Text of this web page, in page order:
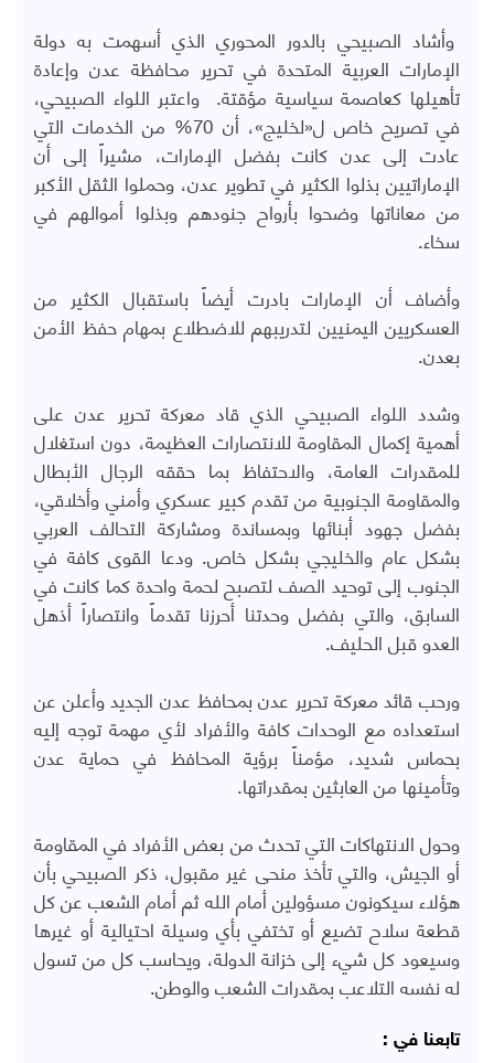
وأشاد الصبيحي بالدور المحوري الذي أسهمت به دولة
الإمارات العربية المتحدة في تحرير محافظة عدن وإعادة
تأهيلها كعاصمة سياسية مؤقتة. واعتبر اللواء الصبيحي،
في تصريح خاص ل«لخليج»، أن 70% من الخدمات التي
عادت إلى عدن كانت بفضل الإمارات، مشيراً إلى أن
الإماراتيين بذلوا الكثير في تطوير عدن، وحملوا الثقل الأكبر
من معاناتها وضحوا بأرواح جنودهم وبذلوا أموالهم في
سخاء.
وأضاف أن الإمارات بادرت أيضاً باستقبال الكثير من
العسكريين اليمنيين لتدريبهم للاضطلاع بمهام حفظ الأمن
بعدن.
وشدد اللواء الصبيحي الذي قاد معركة تحرير عدن على
أهمية إكمال المقاومة للانتصارات العظيمة، دون استغلال
للمقدرات العامة، والاحتفاظ بما حققه الرجال الأبطال
والمقاومة الجنوبية من تقدم كبير عسكري وأمني وأخلاقي،
بفضل جهود أبنائها وبمساندة ومشاركة التحالف العربي
بشكل عام والخليجي بشكل خاص. ودعا القوى كافة في
الجنوب إلى توحيد الصف لتصبح لحمة واحدة كما كانت في
السابق، والتي بفضل وحدتنا أحرزنا تقدماً وانتصاراً أذهل
العدو قبل الحليف.
ورحب قائد معركة تحرير عدن بمحافظ عدن الجديد وأعلن عن
استعداده مع الوحدات كافة والأفراد لأي مهمة توجه إليه
بحماس شديد، مؤمناً برؤية المحافظ في حماية عدن
وتأمينها من العابثين بمقدراتها.
وحول الانتهاكات التي تحدث من بعض الأفراد في المقاومة
أو الجيش، والتي تأخذ منحى غير مقبول، ذكر الصبيحي بأن
هؤلاء سيكونون مسؤولين أمام الله ثم أمام الشعب عن كل
قطعة سلاح تضيع أو تختفي بأي وسيلة احتيالية أو غيرها
وسيعود كل شيء إلى خزانة الدولة، ويحاسب كل من تسول
له نفسه التلاعب بمقدرات الشعب والوطن.
تابعنا في :